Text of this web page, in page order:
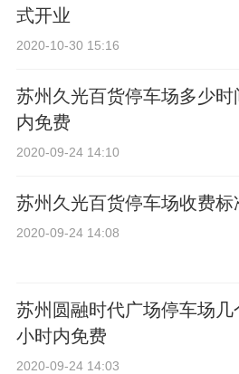
式开业
2020-10-30 15:16
苏州久光百货停车场多少时
内免费
2020-09-24 14:10
苏州久光百货停车场收费标
2020-09-24 14:08
苏州圆融时代广场停车场几
小时内免费
2020-09-24 14:03